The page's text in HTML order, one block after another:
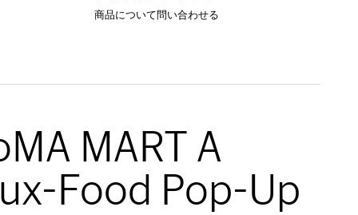
商品について問い合わせる
MART A
Food Pop-Up